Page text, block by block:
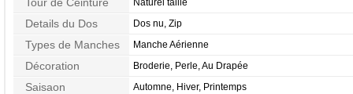
Naturel taille
Details du Dos Dos nu, Zip
Types de Manches Manche Aérienne
Décoration Broderie, Perle, Au Drapée
Saisaon Automne, Hiver, Printemps